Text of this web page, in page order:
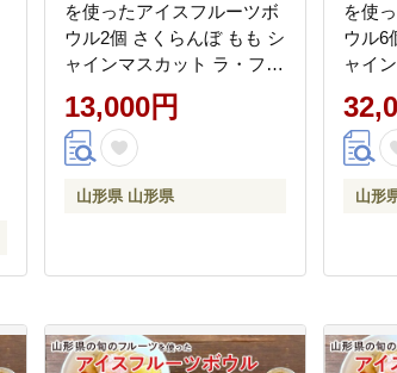
を使ったアイスフルーツボ
ウル2個 さくらんぼ もも シ
ャインマスカット ラ・フラ
ンス りんご F2Y-4426
13,000円
山形県 山形県
を使
ウル6
ャイ
ンス
山形